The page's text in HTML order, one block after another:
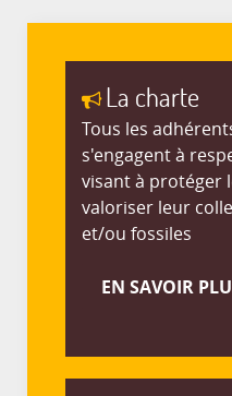
La charte
Tous les
s'engagent à
visant à protéger
valoriser leur
et/ou fossiles
EN SAVOIR